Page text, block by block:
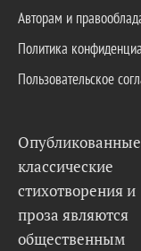
Авторам и
Политика
Пользовательское
Опубликованные
классические
стихотворения и
проза являются
общественным